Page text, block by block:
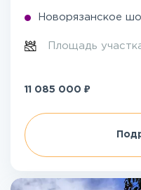
Новорязанское
Площадь
11 085 000 ₽